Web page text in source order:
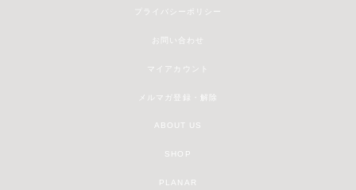
プライバシーポリシー
お問い合わせ
マイアカウント
メルマガ登録・解除
ABOUT US
SHOP
PLANAR